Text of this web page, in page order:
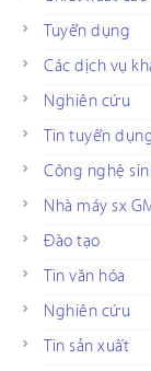
Tuyển dụng
Các dịch vụ
Nghiên cứu
Tin tuyển
Công nghệ
Nhà máy sx
Đào tạo
Tin văn hóa
Nghiên cứu
Tin sản xuất